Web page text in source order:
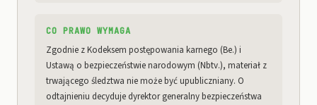
CO PRAWO WYMAGA
Zgodnie z Kodeksem postępowania karnego (Be.) i
Ustawą o bezpieczeństwie narodowym (Nbtv.), materiał z
trwającego śledztwa nie może być upubliczniany. O
odtajnieniu decyduje dyrektor generalny bezpieczeństwa